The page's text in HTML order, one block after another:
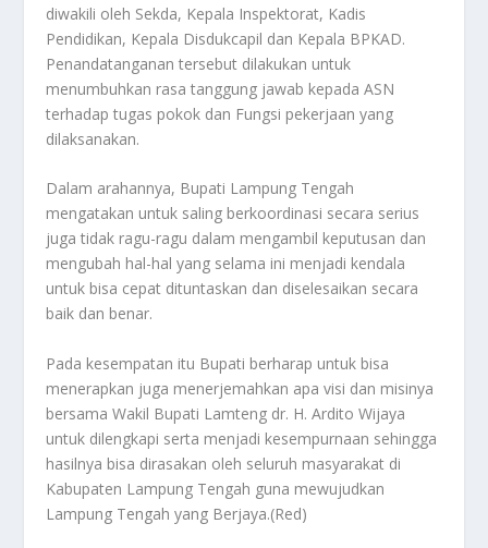
diwakili oleh Sekda, Kepala Inspektorat, Kadis
Pendidikan, Kepala Disdukcapil dan Kepala BPKAD.
Penandatanganan tersebut dilakukan untuk
menumbuhkan rasa tanggung jawab kepada ASN
terhadap tugas pokok dan Fungsi pekerjaan yang
dilaksanakan.
Dalam arahannya, Bupati Lampung Tengah
mengatakan untuk saling berkoordinasi secara serius
juga tidak ragu-ragu dalam mengambil keputusan dan
mengubah hal-hal yang selama ini menjadi kendala
untuk bisa cepat dituntaskan dan diselesaikan secara
baik dan benar.
Pada kesempatan itu Bupati berharap untuk bisa
menerapkan juga menerjemahkan apa visi dan misinya
bersama Wakil Bupati Lamteng dr. H. Ardito Wijaya
untuk dilengkapi serta menjadi kesempurnaan sehingga
hasilnya bisa dirasakan oleh seluruh masyarakat di
Kabupaten Lampung Tengah guna mewujudkan
Lampung Tengah yang Berjaya.(Red)